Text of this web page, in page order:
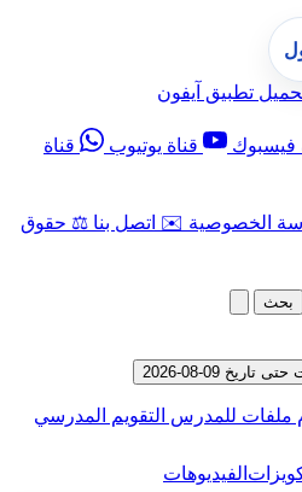
تطبيق آيفون
قناة يوتيوب
قناة
الخصوصية ✉️ اتصل بنا ⚖️ حقوق
بحث
09-08-2026
ملفات للمدرس التقويم المدرسي
الفيديوهات